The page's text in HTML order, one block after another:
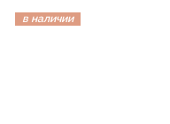
в наличии